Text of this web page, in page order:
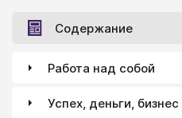
Содержание
Работа над собой
Успех, деньги, бизнес